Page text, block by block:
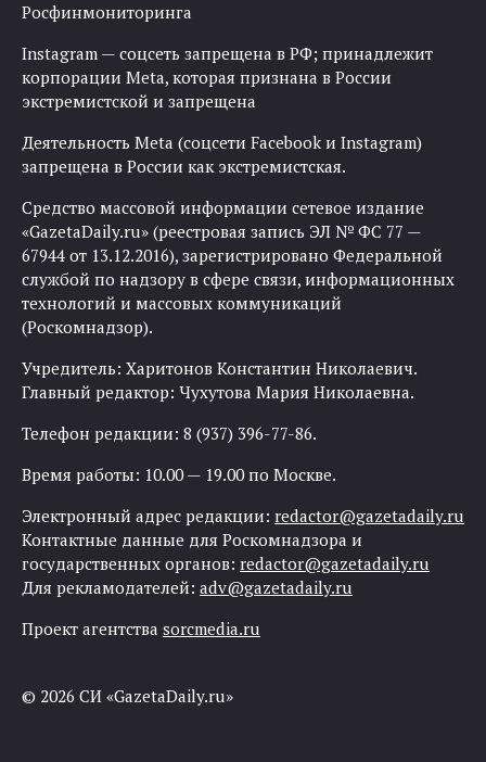
Росфинмониторинга
Instagram — соцсеть запрещена в РФ; принадлежит
корпорации Meta, которая признана в России
экстремистской и запрещена
Деятельность Meta (соцсети Facebook и Instagram)
запрещена в России как экстремистская.
Средство массовой информации сетевое издание
«GazetaDaily.ru» (реестровая запись ЭЛ № ФС 77 —
67944 от 13.12.2016), зарегистрировано Федеральной
службой по надзору в сфере связи, информационных
технологий и массовых коммуникаций
(Роскомнадзор).
Учредитель: Харитонов Константин Николаевич.
Главный редактор: Чухутова Мария Николаевна.
Телефон редакции: 8 (937) 396-77-86.
Время работы: 10.00 — 19.00 по Москве.
Электронный адрес редакции: redactor@gazetadaily.ru
Контактные данные для Роскомнадзора и
государственных органов: redactor@gazetadaily.ru
Для рекламодателей: adv@gazetadaily.ru
Проект агентства sorcmedia.ru
© 2026 СИ «GazetaDaily.ru»